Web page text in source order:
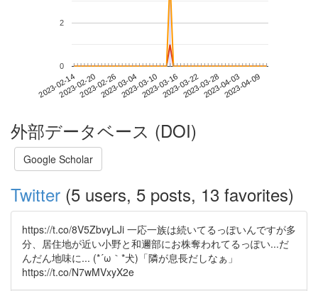
2023-02-142023-02-202023-02-262023-03-042023-03-102023-03-162023-03-222023-03-282023-04-032023-04-09
0
2
外部データベース (DOI)
Google Scholar
Twitter (5 users, 5 posts, 13 favorites)
https://t.co/8V5ZbvyLJi 一応一族は続いてるっぽいんですが多
分、居住地が近い小野と和邇部にお株奪われてるっぽい...だ
んだん地味に... (*´ω｀*犬)「隣が息長だしなぁ」
https://t.co/N7wMVxyX2e